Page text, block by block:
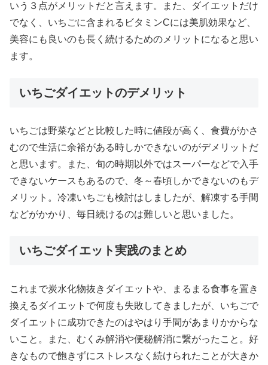
いう３点がメリットだと言えます。また、ダイエットだけ
でなく、いちごに含まれるビタミンCには美肌効果など、
美容にも良いのも長く続けるためのメリットになると思い
ます。
いちごダイエットのデメリット
いちごは野菜などと比較した時に値段が高く、食費がかさ
むので生活に余裕がある時しかできないのがデメリットだ
と思います。また、旬の時期以外ではスーパーなどで入手
できないケースもあるので、冬～春頃しかできないのもデ
メリット。冷凍いちごも検討はしましたが、解凍する手間
などがかかり、毎日続けるのは難しいと思いました。
いちごダイエット実践のまとめ
これまで炭水化物抜きダイエットや、まるまる食事を置き
換えるダイエットで何度も失敗してきましたが、いちごで
ダイエットに成功できたのはやはり手間があまりかからな
いこと。また、むくみ解消や便秘解消に繋がったこと。好
きなもので飽きずにストレスなく続けられたことが大きか